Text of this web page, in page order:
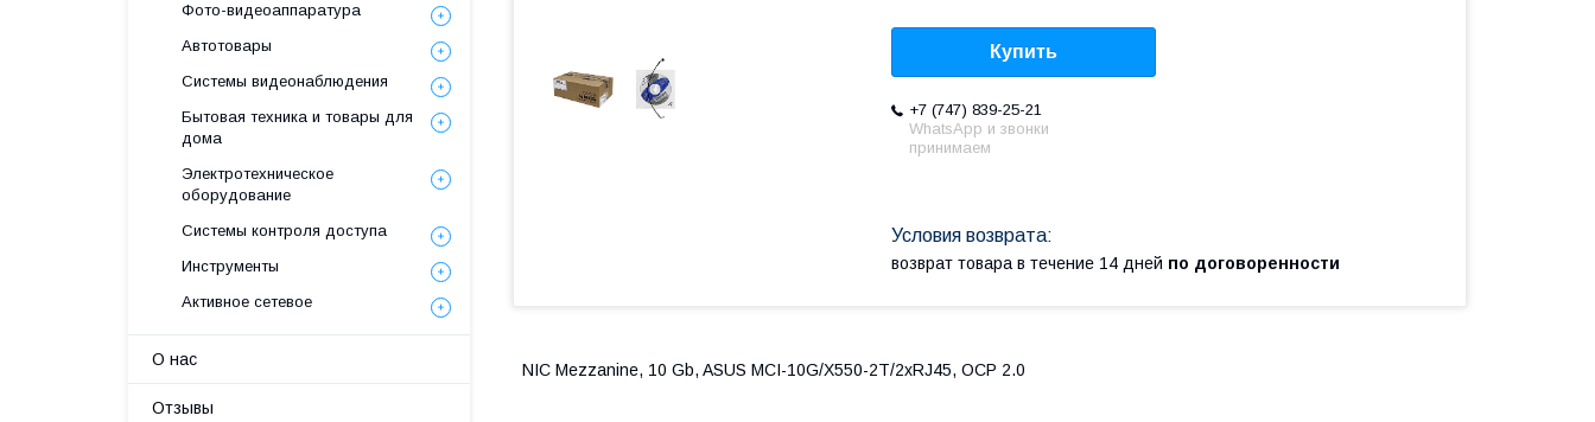
Купить
+7 (747) 839-25-21
WhatsApp и звонки
принимаем
возврат товара в течение 14 дней по договоренности
NIC Mezzanine, 10 Gb, ASUS MCI-10G/X550-2T/2xRJ45, OCP 2.0
Фото-видеоаппаратура
Автотовары
Системы видеонаблюдения
Бытовая техника и товары для
дома
Электротехническое
оборудование
Системы контроля доступа
Инструменты
Активное сетевое
О нас
Отзывы